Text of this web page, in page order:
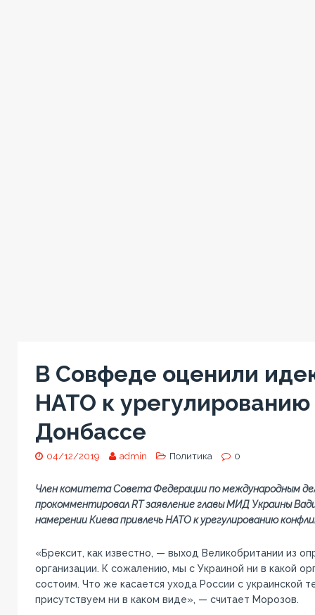
В Совфеде оценили
НАТО к урегулированию
Донбассе
04/12/2019 admin Политика 0
Член комитета Совета Федерации по международным
прокомментировал RT заявление главы МИД Украины
намерении Киева привлечь НАТО к урегулированию
«Брексит, как известно, — выход Великобритании из
организации. К сожалению, мы с Украиной ни в какой
состоим. Что же касается ухода России с украинской
присутствуем ни в каком виде», — считает Морозов.